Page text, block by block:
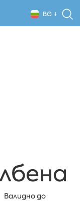
BG
Валидно до